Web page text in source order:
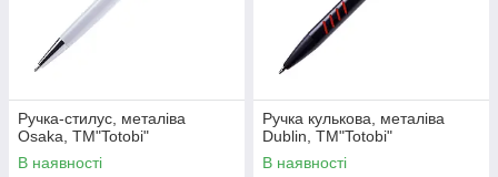
Ручка-стилус, металіва
Osaka, ТМ"Totobi"
В наявності
Ручка кулькова, металіва
Dublin, ТМ"Totobi"
В наявності